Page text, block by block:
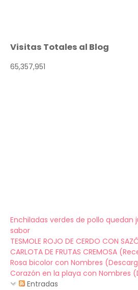
Visitas Totales al Blog
65,357,951
Enchiladas verdes de pollo quedan
sabor
TESMOLE ROJO DE CERDO CON
CARLOTA DE FRUTAS CREMOSA
Rosa bicolor con Nombres
Corazón en la playa con Nombres
Entradas